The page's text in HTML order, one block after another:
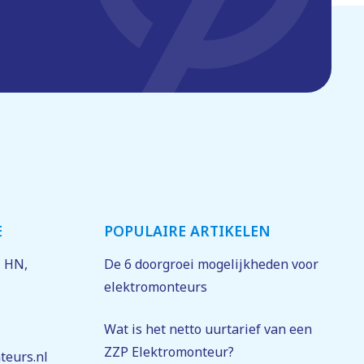
HN,
POPULAIRE ARTIKELEN
De 6 doorgroei mogelijkheden voor
elektromonteurs
Wat is het netto uurtarief van een
ZZP Elektromonteur?